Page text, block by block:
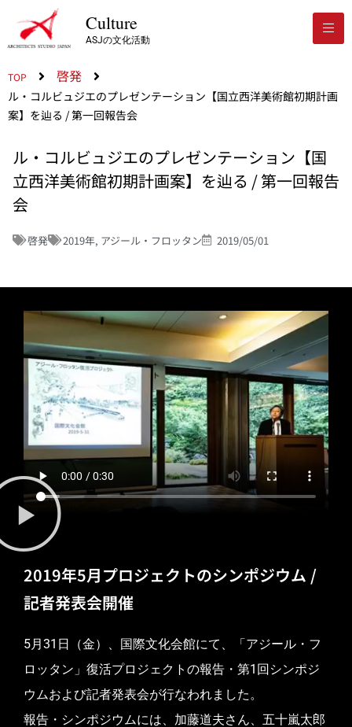
Culture
ASJの文化活動
TOP 啓発
ル・コルビュジエのプレゼンテーション【国立西洋美術館初期計画
案】を辿る / 第一回報告会
ル・コルビュジエのプレゼンテーション【国
立西洋美術館初期計画案】を辿る / 第一回報告
会
啓発 2019年, アジール・フロッタン 2019/05/01
2019年5月プロジェクトのシンポジウム /
記者発表会開催
5月31日（金）、国際文化会館にて、「アジール・フ
ロッタン」復活プロジェクトの報告・第1回シンポジ
ウムおよび記者発表会が行なわれました。
報告・シンポジウムには、加藤道夫さん、五十嵐太郎